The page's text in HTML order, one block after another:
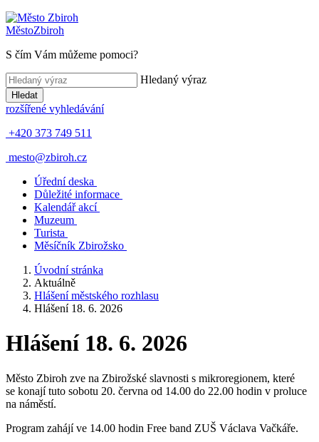
MěstoZbiroh
S čím Vám můžeme pomoci?
Hledaný výraz
Hledat
rozšířené vyhledávání
+420 373 749 511
mesto@zbiroh.cz
Úřední deska
Důležité informace
Kalendář akcí
Muzeum
Turista
Měsíčník Zbirožsko
Úvodní stránka
Aktuálně
Hlášení městského rozhlasu
Hlášení 18. 6. 2026
Hlášení 18. 6. 2026
Město Zbiroh zve na Zbirožské slavnosti s mikroregionem, které
se konají tuto sobotu 20. června od 14.00 do 22.00 hodin v proluce
na náměstí.
Program zahájí ve 14.00 hodin Free band ZUŠ Václava Vačkáře.